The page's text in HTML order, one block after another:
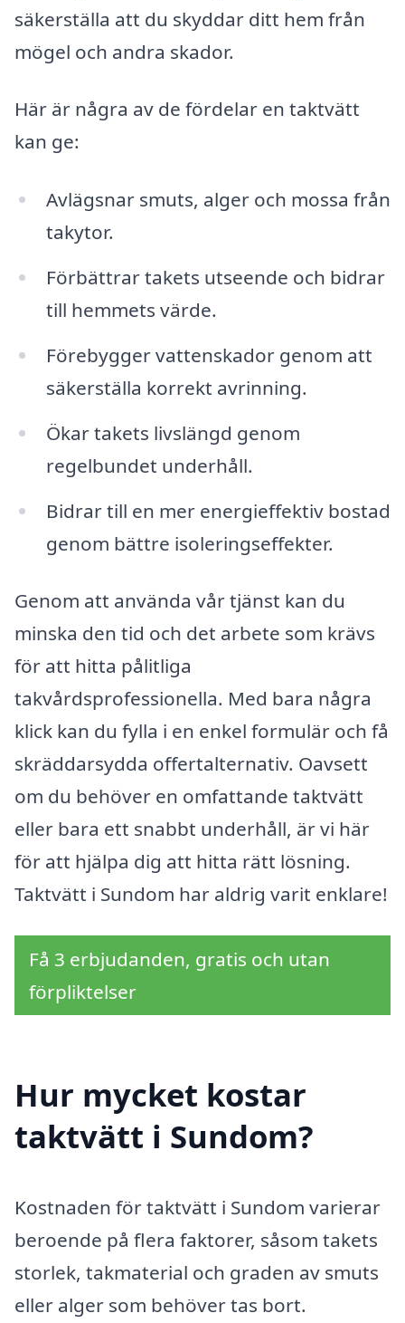
säkerställa att du skyddar ditt hem från
mögel och andra skador.
Här är några av de fördelar en taktvätt
kan ge:
Avlägsnar smuts, alger och mossa från
takytor.
Förbättrar takets utseende och bidrar
till hemmets värde.
Förebygger vattenskador genom att
säkerställa korrekt avrinning.
Ökar takets livslängd genom
regelbundet underhåll.
Bidrar till en mer energieffektiv bostad
genom bättre isoleringseffekter.
Genom att använda vår tjänst kan du
minska den tid och det arbete som krävs
för att hitta pålitliga
takvårdsprofessionella. Med bara några
klick kan du fylla i en enkel formulär och få
skräddarsydda offertalternativ. Oavsett
om du behöver en omfattande taktvätt
eller bara ett snabbt underhåll, är vi här
för att hjälpa dig att hitta rätt lösning.
Taktvätt i Sundom har aldrig varit enklare!
Få 3 erbjudanden, gratis och utan
förpliktelser
Hur mycket kostar
taktvätt i Sundom?
Kostnaden för taktvätt i Sundom varierar
beroende på flera faktorer, såsom takets
storlek, takmaterial och graden av smuts
eller alger som behöver tas bort.